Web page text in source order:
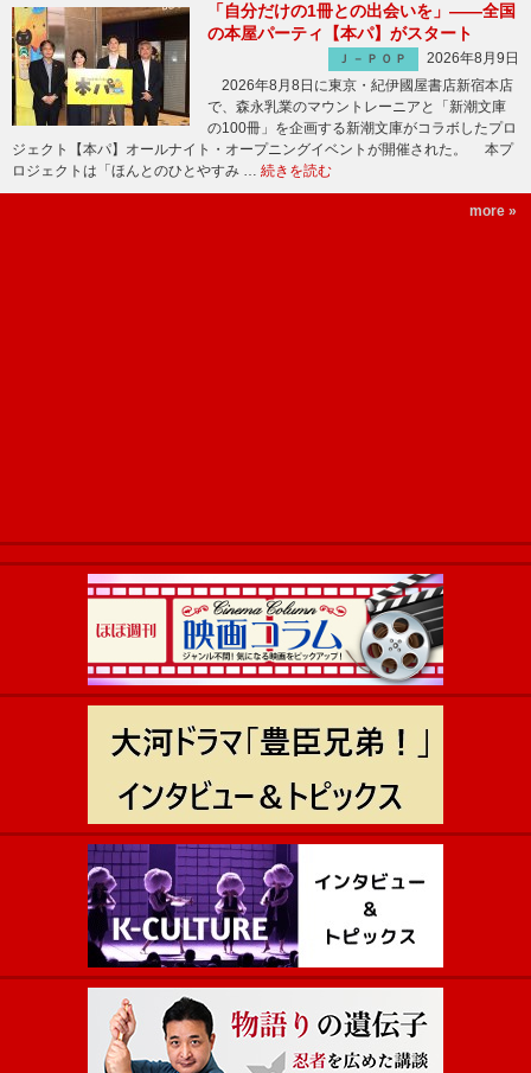
「自分だけの1冊との出会いを」――全国
の本屋パーティ【本パ】がスタート
Ｊ－ＰＯＰ
2026年8月9日
2026年8月8日に東京・紀伊國屋書店新宿本店
で、森永乳業のマウントレーニアと「新潮文庫
の100冊」を企画する新潮文庫がコラボしたプロ
ジェクト【本パ】オールナイト・オープニングイベントが開催された。 本プ
ロジェクトは「ほんとのひとやすみ … 続きを読む
more »